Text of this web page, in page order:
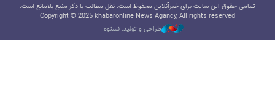
تمامی حقوق این سایت برای خبرآنلاین محفوظ است. نقل مطالب با ذکر منبع بلامانع است.
Copyright © 2025 khabaronline News Agancy, All rights reserved
طراحی و تولید: نستوه